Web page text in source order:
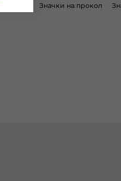
Значки на прокол